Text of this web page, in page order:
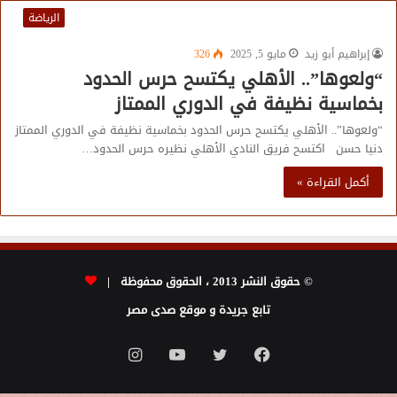
الرياضة
إبراهيم أبو زيد
مايو 5, 2025 326
“ولعوها”.. الأهلي يكتسح حرس الحدود
بخماسية نظيفة في الدوري الممتاز
“ولعوها”.. الأهلي يكتسح حرس الحدود بخماسية نظيفة في الدوري الممتاز
دنيا حسن اكتسح فريق النادي الأهلي نظيره حرس الحدود…
أكمل القراءة »
© حقوق النشر 2013 ، الحقوق محفوظة |
تابع جريدة و موقع صدى مصر
فيسبوك تويتر يوتيوبانستقرام